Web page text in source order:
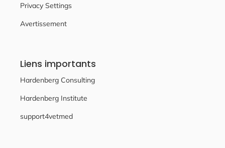
Privacy Settings
Avertissement
Liens importants
Hardenberg Consulting
Hardenberg Institute
support4vetmed